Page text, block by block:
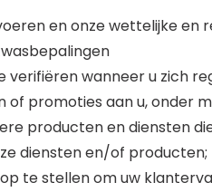
en onze wettelijke
wanneer u zich
of promoties aan u,
producten en diensten
diensten en/of producten;
te stellen om uw